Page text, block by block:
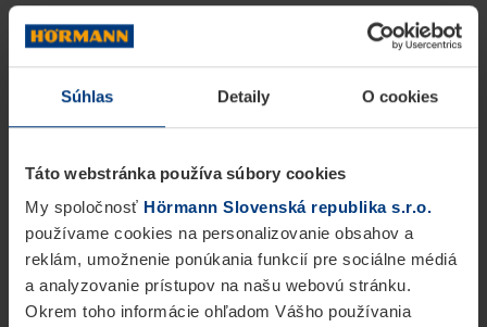
Súhlas Detaily O cookies
Táto webstránka používa súbory cookies
My spoločnosť Hörmann Slovenská republika s.r.o.
používame cookies na personalizovanie obsahov a
reklám, umožnenie ponúkania funkcií pre sociálne médiá
a analyzovanie prístupov na našu webovú stránku.
Okrem toho informácie ohľadom Vášho používania